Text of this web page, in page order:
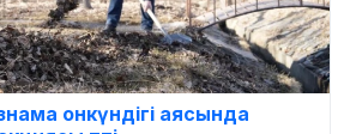
онкүндігі аясында